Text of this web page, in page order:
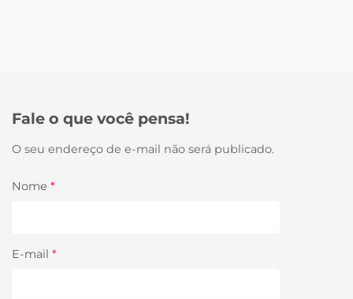
Fale o que você pensa!
O seu endereço de e-mail não será publicado.
Nome *
E-mail *